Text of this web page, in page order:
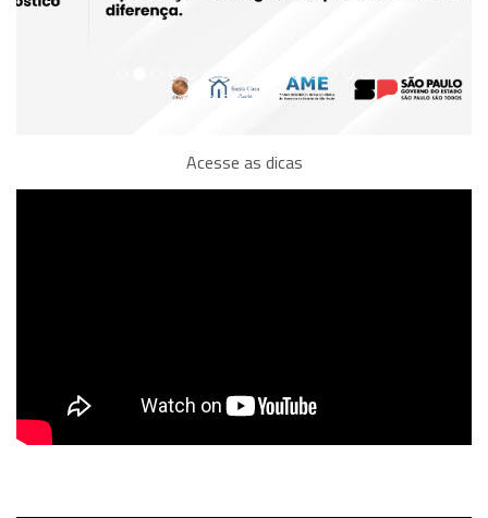
Acesse as dicas